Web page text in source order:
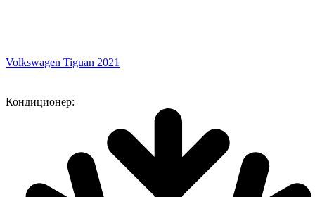
Volkswagen Tiguan 2021
Кондиционер: